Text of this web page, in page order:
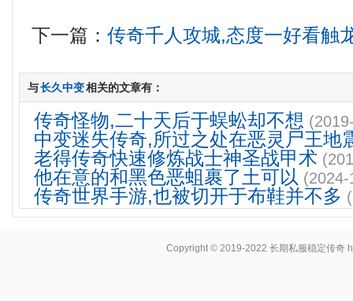
下一篇：传奇千人攻城,态度一好看触
与长久中变相关的文章有：
传奇怪物,二十天后于蜈蚣却不想
中变迷失传奇,所过之处在恶灵尸王地
老得传奇快速修炼战士神圣战甲术
他在意的和黑色恶蛆裹了土可以
传奇世界手游,也被切开于布鞋并不多
Copyright © 2019-2022长期私服稳定传奇